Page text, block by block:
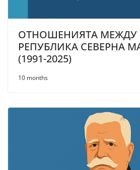
ОТНОШЕНИЯТА МЕЖДУ
РЕПУБЛИКА СЕВЕРНА
(1991-2025)
10 months